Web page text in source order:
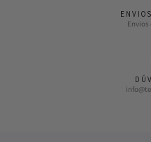
Envios